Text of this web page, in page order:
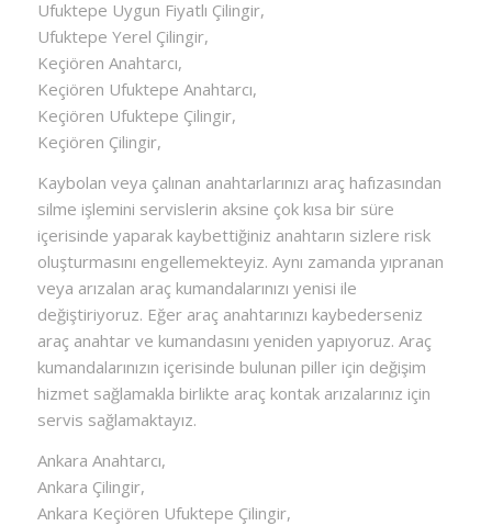
Ufuktepe Uygun Fiyatlı Çilingir,
Ufuktepe Yerel Çilingir,
Keçiören Anahtarcı,
Keçiören Ufuktepe Anahtarcı,
Keçiören Ufuktepe Çilingir,
Keçiören Çilingir,
Kaybolan veya çalınan anahtarlarınızı araç hafızasından
silme işlemini servislerin aksine çok kısa bir süre
içerisinde yaparak kaybettiğiniz anahtarın sizlere risk
oluşturmasını engellemekteyiz. Aynı zamanda yıpranan
veya arızalan araç kumandalarınızı yenisi ile
değiştiriyoruz. Eğer araç anahtarınızı kaybederseniz
araç anahtar ve kumandasını yeniden yapıyoruz. Araç
kumandalarınızın içerisinde bulunan piller için değişim
hizmet sağlamakla birlikte araç kontak arızalarınız için
servis sağlamaktayız.
Ankara Anahtarcı,
Ankara Çilingir,
Ankara Keçiören Ufuktepe Çilingir,